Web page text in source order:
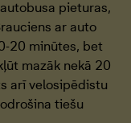
pieturas,
ar auto
20 minūtes, bet
mazāk nekā 20
arī velosipēdistu
tiešu